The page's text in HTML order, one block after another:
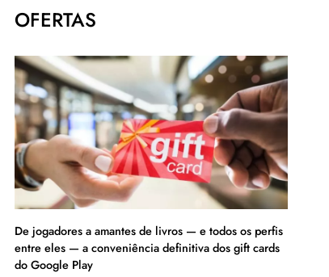
OFERTAS
De jogadores a amantes de livros — e todos os perfis
entre eles — a conveniência definitiva dos gift cards
do Google Play